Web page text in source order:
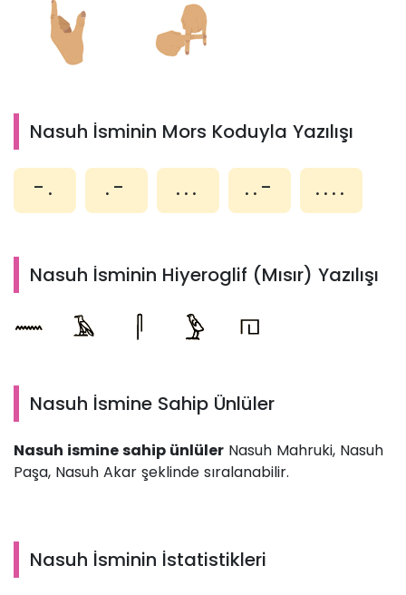
Nasuh İsminin Mors Koduyla Yazılışı
-. .- ... ..- ....
Nasuh İsminin Hiyeroglif (Mısır) Yazılışı
Nasuh İsmine Sahip Ünlüler
Nasuh ismine sahip ünlüler Nasuh Mahruki, Nasuh
Paşa, Nasuh Akar şeklinde sıralanabilir.
Nasuh İsminin İstatistikleri